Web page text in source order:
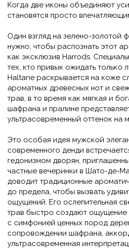
Когда две иконы объединяют
становятся просто
Один взгляд на зелено-золотой
нужно, чтобы распознать этот
как эксклюзив Harrods.
тех, кто привык ожидать только
Haltane раскрывается на коже
ароматных древесных нот и
трав, в то время как мягкая и
шафрана и пралине
ультрасовременный оттенок на
Это особая идея мужской
современного денди
гедонизмом дворян,
частные вечеринки в Шато-де-
доводит традиционные
до предела, чтобы вызвать
ощущений. Его ослепительная
трав быстро создают ощущение
с симфонией ценных пород
сопровождении шафрана,
ультрасовременная